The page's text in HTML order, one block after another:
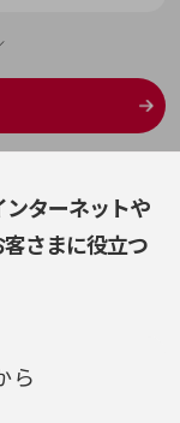
ターネットや
さまに役立つ
ら